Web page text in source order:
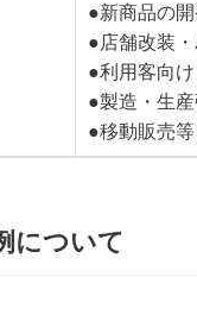
●新商品の
●店舗改装
●利用客向け
●製造・生
●移動販売
について